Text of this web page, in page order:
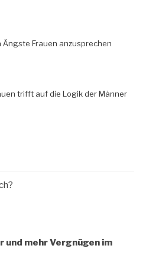
Frauen anzusprechen
trifft auf die Logik der Männer
und mehr Vergnügen im